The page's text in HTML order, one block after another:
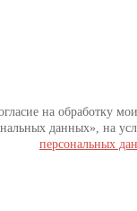
на обработку
данных», на
персональных